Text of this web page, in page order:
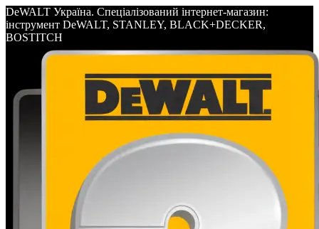
DeWALT Україна. Спеціалізований інтернет-магазин:
інструмент DeWALT, STANLEY, BLACK+DECKER,
BOSTITCH